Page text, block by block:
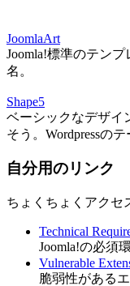
JoomlaArt
Joomla!標準のテン
名。
Shape5
ベーシックなデザイ
そう。Wordpressのテ
自分用のリンク
ちょくちょくアクセ
Technical
Joomla!の必須
Vulnerable
脆弱性がある